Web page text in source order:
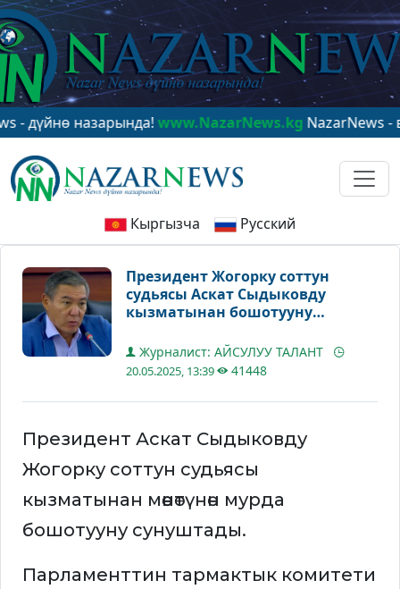
назарында!www.NazarNews.kgNazarNews - в
Кыргызча Русский
Президент Жогорку соттун
судьясы Аскат Сыдыковду
кызматынан бошотууну
Журналист: АЙСУЛУУ ТАЛАНТ
20.05.2025, 13:39 41448
Президент Аскат Сыдыковду
Жогорку соттун судьясы
кызматынан мөөнөтүнөн мурда
бошотууну сунуштады.
Парламенттин тармактык комитети